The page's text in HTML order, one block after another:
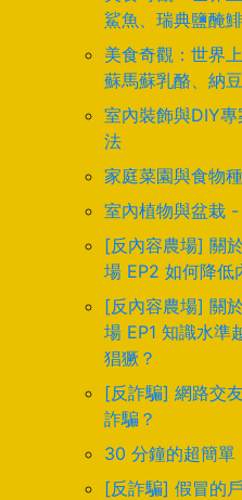
鯊魚、瑞典鹽醃
美食奇觀：世界
蘇馬蘇乳酪、納豆
室內裝飾與DIY
法
家庭菜園與食物
室內植物與盆栽
[反內容農場] 關
場 EP2 如何降低
[反內容農場] 關
場 EP1 知識水準
猖獗？
[反詐騙] 網路交
詐騙？
30 分鐘的超簡單
[反詐騙] 假冒的